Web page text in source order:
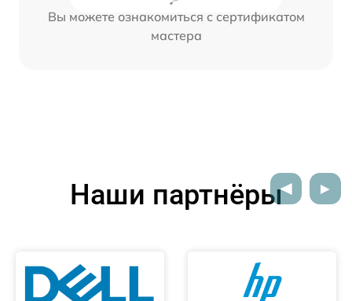
Вы можете ознакомиться с сертификатом
мастера
Наши партнёры